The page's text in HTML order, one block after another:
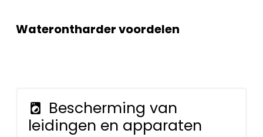
Waterontharder voordelen
local_laundry_service
Bescherming van
leidingen en apparaten